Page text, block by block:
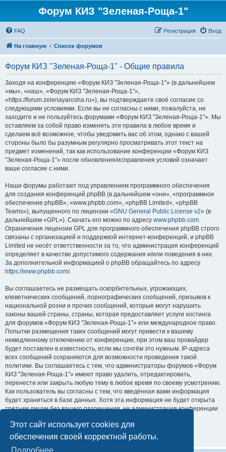
Этот сайт использует cookies для
обеспечения своей корректной работы.
Форум КИЗ "Зеленая-Роща-1"
FAQ Вход
Регистрация
На главную Список форумов
Форум КИЗ "Зеленая-Роща-1" - Общие правила
Заходя на конференцию «Форум КИЗ "Зеленая-Роща-1"» (в дальнейшем
«мы», «наш», «Форум КИЗ "Зеленая-Роща-1"»,
«https://forum.zelenayarosha.ru»), вы подтверждаете своё согласие со
следующими условиями. Если вы не согласны с ними, пожалуйста, не
заходите и не пользуйтесь форумами «Форум КИЗ "Зеленая-Роща-1"». Мы
оставляем за собой право изменять эти правила в любое время и
сделаем всё возможное, чтобы уведомить вас об этом, однако с вашей
стороны было бы разумным регулярно просматривать этот текст на
предмет изменений, так как использование конференции «Форум КИЗ
"Зеленая-Роща-1"» после обновления/исправления условий означает
ваше согласие с ними.
Наши форумы работают под управлением программного обеспечения
для создания конференций phpBB (в дальнейшем «они», «программное
обеспечение phpBB», «www.phpbb.com», «phpBB Limited», «phpBB
Teams»), выпущенного по лицензии «GNU General Public License v2» (в
дальнейшем «GPL»). Скачать его можно по адресу www.phpbb.com.
Ограничения лицензии GPL для программного обеспечения phpBB строго
связаны с организацией и поддержкой интернет-конференций, и phpBB
Limited не несёт ответственности за то, что администрация конференций
определяет в качестве допустимого содержания и/или поведения в них.
За дополнительной информацией о phpBB обращайтесь по адресу
https://www.phpbb.com/.
Вы соглашаетесь не размещать оскорбительных, угрожающих,
клеветнических сообщений, порнографических сообщений, призывов к
национальной розни и прочих сообщений, которые могут нарушить
законы вашей страны, страны, которая предоставляет услуги хостинга
для форумов «Форум КИЗ "Зеленая-Роща-1"» или международное право.
Попытки размещения таких сообщений могут привести к вашему
немедленному отключению от конференции, при этом ваш провайдер
будет поставлен в известность, если мы сочтём это нужным. IP-адреса
всех сообщений сохраняются для возможности проведения такой
политики. Вы соглашаетесь с тем, что администраторы форумов «Форум
КИЗ "Зеленая-Роща-1"» имеют право удалить, отредактировать,
перенести или закрыть любую тему в любое время по своему усмотрению.
Как пользователь вы согласны с тем, что введённая вами информация
будет храниться в базе данных. Хотя эта информация не будет открыта
третьим лицам без вашего разрешения, ни администрация конференции
ответственна за действия хакеров, которые могут привести к
несанкционированному доступу к ней.